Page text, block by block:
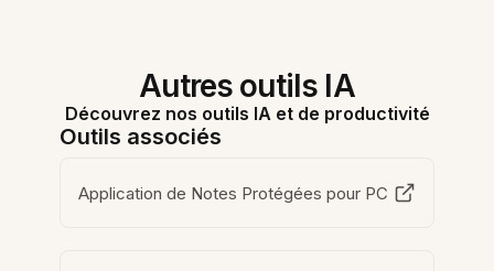
Autres outils IA
Découvrez nos outils IA et de productivité
Outils associés
Application de Notes Protégées pour PC